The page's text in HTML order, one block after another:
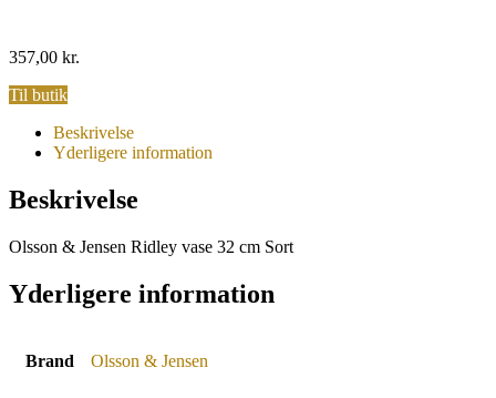
357,00 kr.
Til butik
Beskrivelse
Yderligere information
Beskrivelse
Olsson & Jensen Ridley vase 32 cm Sort
Yderligere information
Brand Olsson & Jensen